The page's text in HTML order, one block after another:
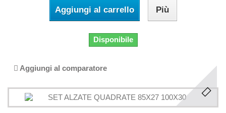
Aggiungi al carrello Più
Disponibile
Aggiungi al comparatore